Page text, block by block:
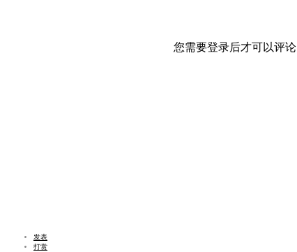
您需要登录后才可以评论
发表
打赏